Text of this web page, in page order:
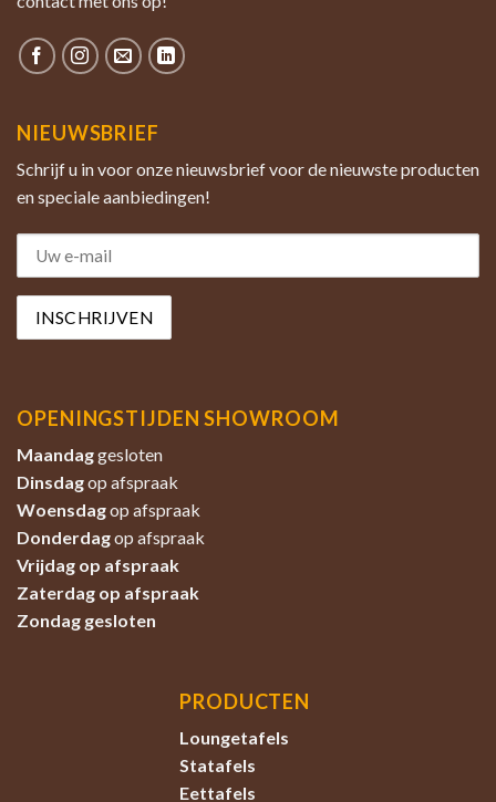
NIEUWSBRIEF
Schrijf u in voor onze nieuwsbrief voor de nieuwste producten
en speciale aanbiedingen!
OPENINGSTIJDEN SHOWROOM
Maandaggesloten
Dinsdagop afspraak
Woensdagop afspraak
Donderdagop afspraak
Vrijdag op afspraak
Zaterdag op afspraak
Zondag gesloten
PRODUCTEN
Loungetafels
Statafels
Eettafels